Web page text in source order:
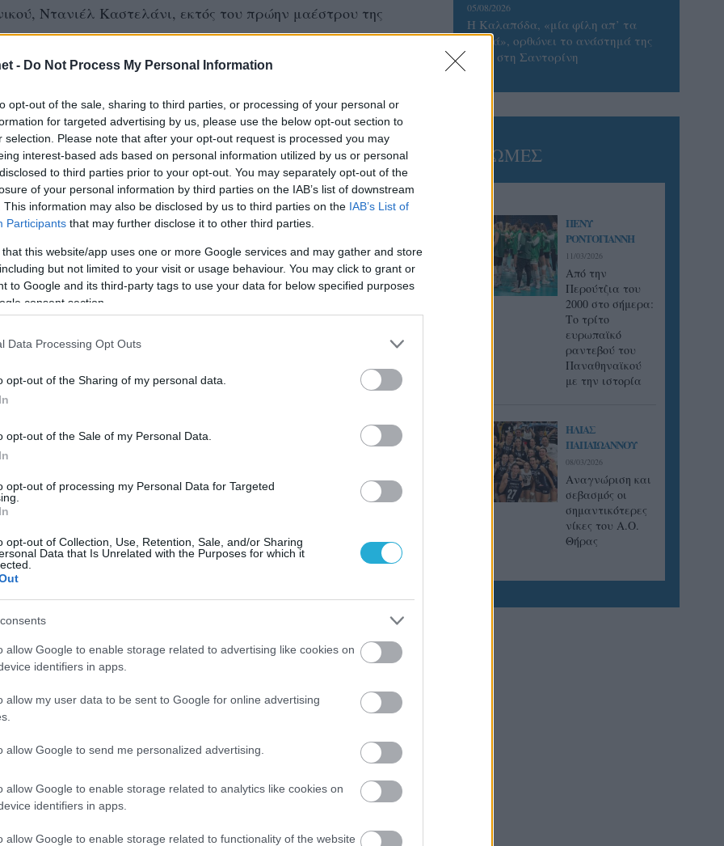
- Do Not Process My Personal Information
opt-out of the sale, sharing to third parties, or processing of your personal or
for targeted advertising by us, please use the below opt-out section to
selection. Please note that after your opt-out request is processed you may
interest-based ads based on personal information utilized by us or personal
to third parties prior to your opt-out. You may separately opt-out of the
of your personal information by third parties on the IAB’s list of downstream
This information may also be disclosed by us to third parties on the IAB’s List of
Participants that may further disclose it to other third parties.
that this website/app uses one or more Google services and may gather and store
but not limited to your visit or usage behaviour. You may click to grant or
to Google and its third-party tags to use your data for below specified purposes
consent section.
Data Processing Opt Outs
opt-out of the Sharing of my personal data.
opt-out of the Sale of my Personal Data.
opt-out of processing my Personal Data for Targeted
opt-out of Collection, Use, Retention, Sale, and/or Sharing
Data that Is Unrelated with the Purposes for which it
allow Google to enable storage related to advertising like cookies on
identifiers in apps.
allow my user data to be sent to Google for online advertising
allow Google to send me personalized advertising.
allow Google to enable storage related to analytics like cookies on
identifiers in apps.
allow Google to enable storage related to functionality of the website
Ντανιέλ Καστελάνι, εκτός του πρώην μαέστρου της
κεντρικός της Τρεντίνο, Σεμπαστιάν Σολέ, ο Σέρβος
ενώ παρέμεινε ο “μπόμπερ” Γουάλας, σε αντίθεση με τον
αποχωρεί από το Σαο Πάολο για να κυνηγήσει το όνειρό
05/08/2026
Η Καλαπόδα, «μία φίλη απ’ τα
παλιά», ορθώνει το ανάστημά της
ξανά στη Σαντορίνη
ΓΝΩΜΕΣ
ΠΕΝΥ
ΡΟΝΤΟΓΙΑΝΝΗ
11/03/2026
Από την
Περούτζια του
2000 στο σήμερα:
Tο τρίτο
ευρωπαϊκό
ραντεβού του
Παναθηναϊκού
με την ιστορία
ΗΛΙΑΣ
ΠΑΠΑΪΩΑΝΝΟΥ
08/03/2026
Αναγνώριση και
σεβασμός οι
σημαντικότερες
νίκες του Α.Ο.
Θήρας